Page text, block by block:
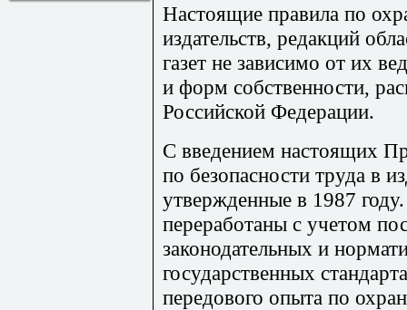
Настоящие правила по
издательств, редакций
газет не зависимо от их
и форм собственности,
Российской Федерации.
С введением настоящих
по безопасности труда в
утвержденные в 1987
переработаны с учетом
законодательных и
государственных
передового опыта по